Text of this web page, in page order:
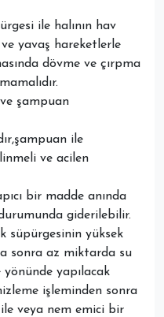
ile halının hav
yavaş hareketlerle
dövme ve çırpma
şampuan
ile
ve acilen
bir madde anında
giderilebilir.
süpürgesinin yüksek
sonra az miktarda su
yönünde yapılacak
işleminden sonra
veya nem emici bir